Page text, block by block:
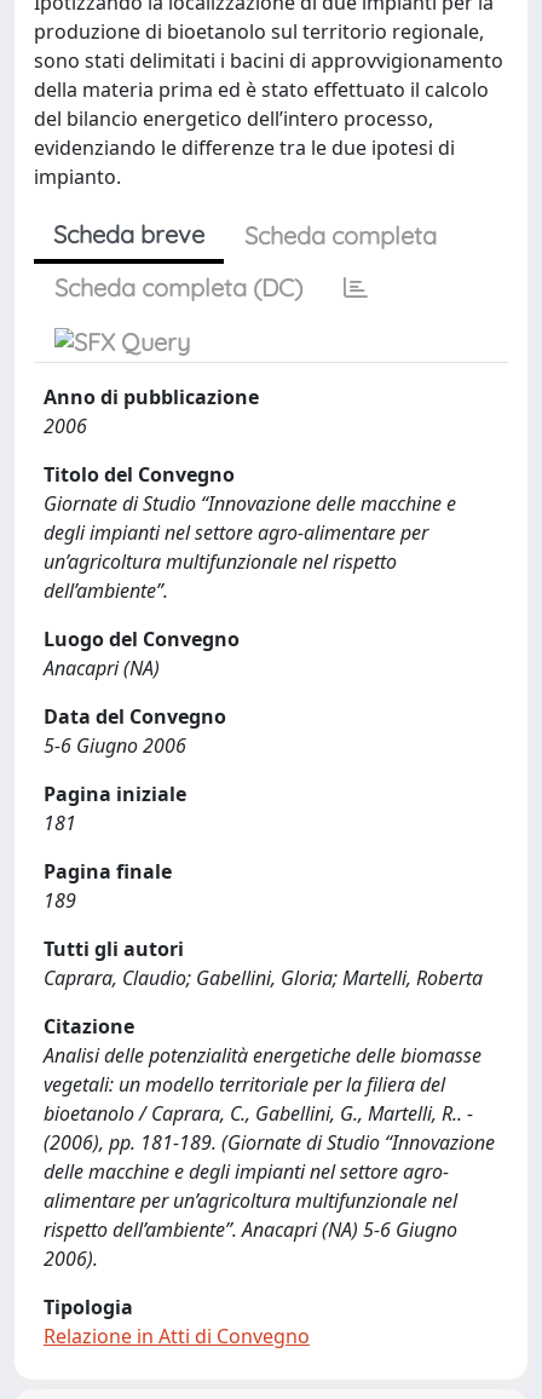
produzione di bioetanolo sul territorio regionale,
sono stati delimitati i bacini di approvvigionamento
della materia prima ed è stato effettuato il calcolo
del bilancio energetico dell’intero processo,
evidenziando le differenze tra le due ipotesi di
impianto.
Scheda breve
Scheda completa
Scheda completa (DC)
Anno di pubblicazione
2006
Titolo del Convegno
Giornate di Studio “Innovazione delle macchine e
degli impianti nel settore agro-alimentare per
un’agricoltura multifunzionale nel rispetto
dell’ambiente”.
Luogo del Convegno
Anacapri (NA)
Data del Convegno
5-6 Giugno 2006
Pagina iniziale
181
Pagina finale
189
Tutti gli autori
Caprara, Claudio; Gabellini, Gloria; Martelli, Roberta
Citazione
Analisi delle potenzialità energetiche delle biomasse
vegetali: un modello territoriale per la filiera del
bioetanolo / Caprara, C., Gabellini, G., Martelli, R.. -
(2006), pp. 181-189. (Giornate di Studio “Innovazione
delle macchine e degli impianti nel settore agro-
alimentare per un’agricoltura multifunzionale nel
rispetto dell’ambiente”. Anacapri (NA) 5-6 Giugno
2006).
Tipologia
Relazione in Atti di Convegno